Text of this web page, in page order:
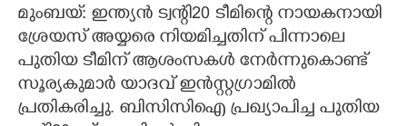
CARTOONS
LITERATURE
ZOOM
മുംബയ്: ഇന്ത്യൻ ട്വന്റി20 ടീമിന്റെ നായകനായി
ശ്രേയസ് അയ്യരെ നിയമിച്ചതിന് പിന്നാലെ
പുതിയ ടീമിന് ആശംസകൾ നേർന്നുകൊണ്ട്
സൂര്യകുമാർ യാദവ് ഇൻസ്റ്റഗ്രാമിൽ
പ്രതികരിച്ചു. ബിസിസിഐ പ്രഖ്യാപിച്ച പുതിയ